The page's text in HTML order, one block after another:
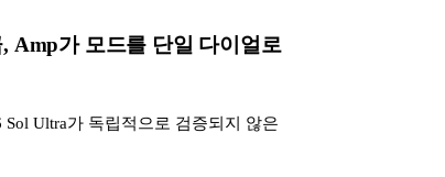
Amp가 모드를 단일 다이얼로
Sol Ultra가 독립적으로 검증되지 않은